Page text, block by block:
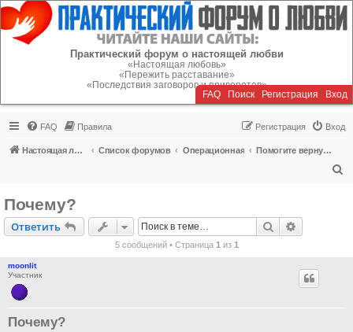
Регистрация
Практический форум о настоящей любви
«Настоящая любовь»
«Пережить расставание»
«Последствия заговоров и приворотов»
FAQ Поиск Регистрация Вход
FAQ Правила Вход
Регистрация
Настоящая любовь Список форумов Операционная
Помогите вернуть или пережить расставание!
Почему?
Ответить
Ответить Поиск
5 сообщений • Страница 1 из 1
moonlit
Участник
Почему?